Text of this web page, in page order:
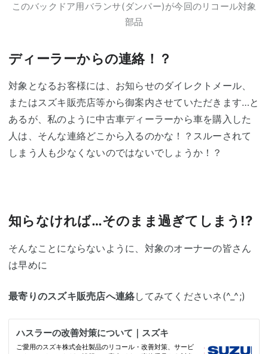
このバックドア用バランサ(ダンパー)が今回のリコール対象
部品
ディーラーからの連絡！？
対象となるお客様には、お知らせのダイレクトメール、
またはスズキ販売店等から御案内させていただきます…と
あるが、私のように中古車ディーラーから車を購入した
人は、そんな連絡どこから入るのかな！？スルーされて
しまう人も少なくないのではないでしょうか！？
知らなければ…そのまま過ぎてしまう!?
そんなことにならないように、対象のオーナーの皆さん
は早めに
最寄りのスズキ販売店へ連絡してみてくださいネ(^_^;)